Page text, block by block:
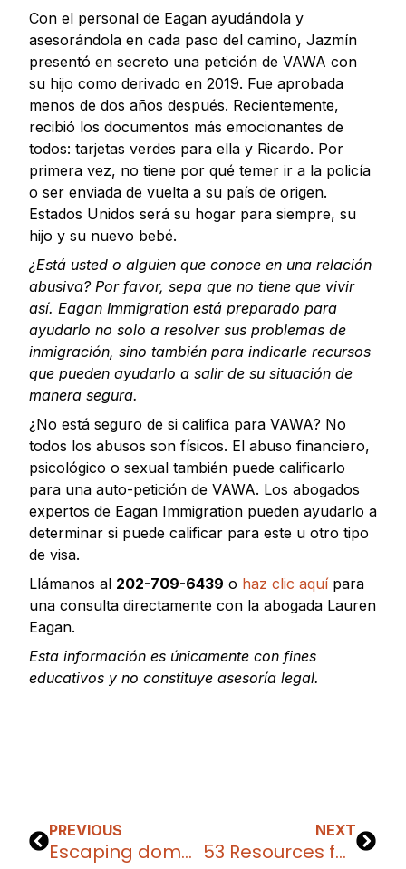
Con el personal de Eagan ayudándola y
asesorándola en cada paso del camino, Jazmín
presentó en secreto una petición de VAWA con
su hijo como derivado en 2019. Fue aprobada
menos de dos años después. Recientemente,
recibió los documentos más emocionantes de
todos: tarjetas verdes para ella y Ricardo. Por
primera vez, no tiene por qué temer ir a la policía
o ser enviada de vuelta a su país de origen.
Estados Unidos será su hogar para siempre, su
hijo y su nuevo bebé.
¿Está usted o alguien que conoce en una relación
abusiva? Por favor, sepa que no tiene que vivir
así. Eagan Immigration está preparado para
ayudarlo no solo a resolver sus problemas de
inmigración, sino también para indicarle recursos
que pueden ayudarlo a salir de su situación de
manera segura.
¿No está seguro de si califica para VAWA? No
todos los abusos son físicos. El abuso financiero,
psicológico o sexual también puede calificarlo
para una auto-petición de VAWA. Los abogados
expertos de Eagan Immigration pueden ayudarlo a
determinar si puede calificar para este u otro tipo
de visa.
Llámanos al 202-709-6439 o haz clic aquípara
una consulta directamente con la abogada Lauren
Eagan.
Esta información es únicamente con fines
educativos y no constituye asesoría legal.
PREVIOUS
Escaping domestic violence with VAWA
NEXT
53 Resources for Immigrants in the U.S.